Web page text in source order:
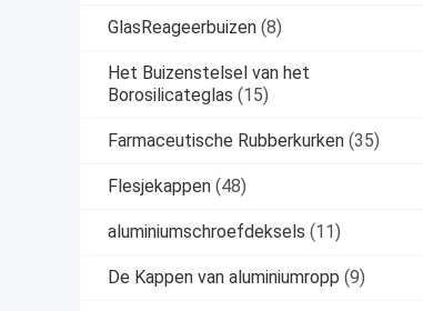
GlasReageerbuizen (8)
Het Buizenstelsel van het
Borosilicateglas (15)
Farmaceutische Rubberkurken (35)
Flesjekappen (48)
aluminiumschroefdeksels (11)
De Kappen van aluminiumropp (9)